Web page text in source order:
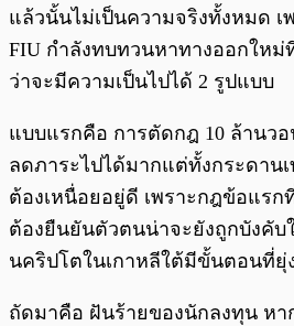
แล้วนั้นไม่เป็นความจริงทั้งหมด เ
FIU กำลังทบทวนหาทางออกใหม่
ว่าจะมีความเป็นไปได้ 2 รูปแบบ
แบบแรกคือ การตัดกฎ 10 ล้านว
ลดภาระไปได้มากแต่ทั้งกระดาน
ต้องเหนื่อยอยู่ดี เพราะกฎข้อแรก
ต้องยืนยันตัวตนน่าจะยังถูกบังคับ
นคริปโตในเกาหลีใต้มีขั้นตอนที่ยุ่
ถัดมาคือ ฝันร้ายของนักลงทุน หา